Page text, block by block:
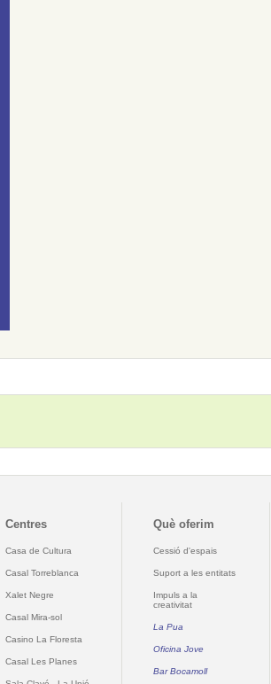
Centres
Casa de Cultura
Casal Torreblanca
Xalet Negre
Casal Mira-sol
Casino La Floresta
Casal Les Planes
Què oferim
Cessió d'espais
Suport a les entitats
Impuls a la
creativitat
La Pua
Oficina Jove
Bar Bocamoll